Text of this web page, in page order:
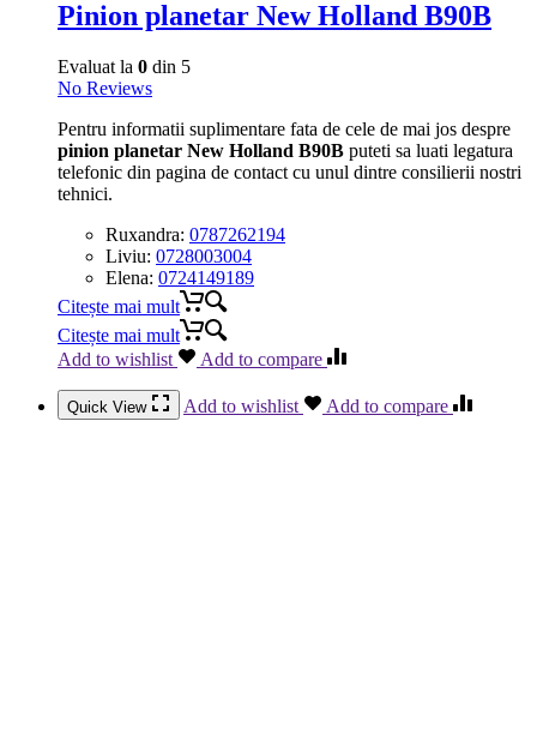
Pinion planetar New Holland B90B
Evaluat la 0 din 5
No Reviews
Pentru informatii suplimentare fata de cele de mai jos despre
pinion planetar New Holland B90B puteti sa luati legatura
telefonic din pagina de contact cu unul dintre consilierii nostri
tehnici.
Ruxandra: 0787262194
Liviu: 0728003004
Elena: 0724149189
Citește mai mult
Citește mai mult
Add to wishlist
Add to compare
Quick View Add to wishlist Add to compare